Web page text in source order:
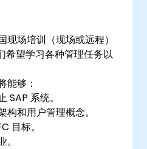
场培训（现场或远程）
希望学习各种管理任务以
能够：
SAP 系统。
和用户管理概念。
目标。